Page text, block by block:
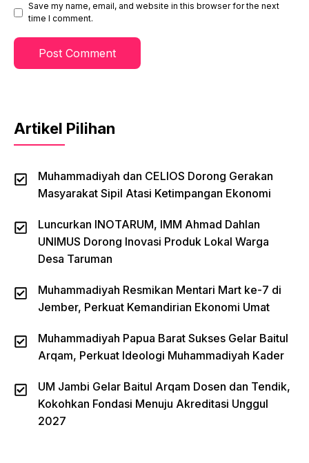
Save my name, email, and website in this browser for the next
time I comment.
Artikel Pilihan
Muhammadiyah dan CELIOS Dorong Gerakan
Masyarakat Sipil Atasi Ketimpangan Ekonomi
Luncurkan INOTARUM, IMM Ahmad Dahlan
UNIMUS Dorong Inovasi Produk Lokal Warga
Desa Taruman
Muhammadiyah Resmikan Mentari Mart ke-7 di
Jember, Perkuat Kemandirian Ekonomi Umat
Muhammadiyah Papua Barat Sukses Gelar Baitul
Arqam, Perkuat Ideologi Muhammadiyah Kader
UM Jambi Gelar Baitul Arqam Dosen dan Tendik,
Kokohkan Fondasi Menuju Akreditasi Unggul
2027